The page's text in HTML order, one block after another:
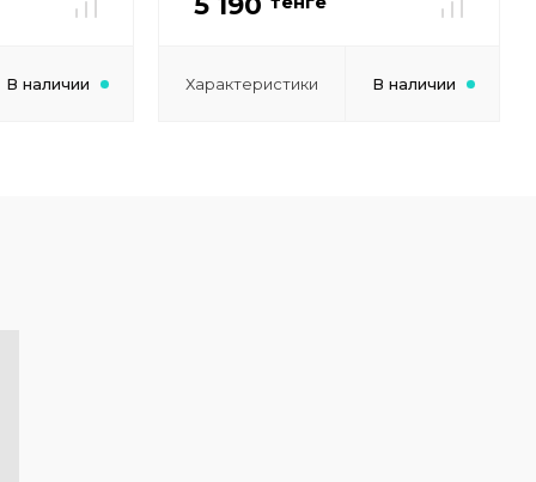
В наличии Характеристики В наличии